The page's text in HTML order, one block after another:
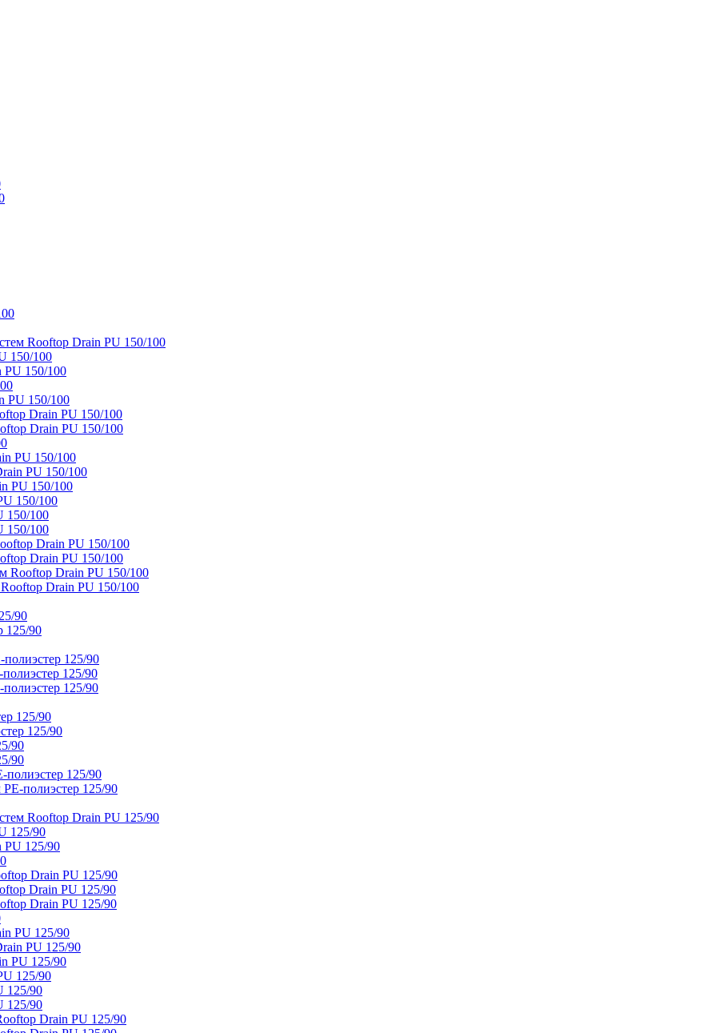
Rooftop Drain PU 150/100
150/100
PU 150/100
PU 150/100
Drain PU 150/100
Drain PU 150/100
PU 150/100
PU 150/100
PU 150/100
150/100
150/100
150/100
Drain PU 150/100
Drain PU 150/100
Rooftop Drain PU 150/100
Drain PU 150/100
90
125/90
125/90
125/90
125/90
125/90
125/90
90
90
125/90
полиэстер 125/90
Rooftop Drain PU 125/90
125/90
PU 125/90
Drain PU 125/90
Drain PU 125/90
Drain PU 125/90
PU 125/90
PU 125/90
PU 125/90
125/90
125/90
125/90
Drain PU 125/90